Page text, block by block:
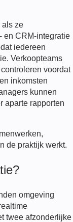
als ze
en CRM-integratie
iedereen
Verkoopteams
voordat
inkomsten
kunnen
aparte rapporten
de praktijk werkt.
omgeving
twee afzonderlijke